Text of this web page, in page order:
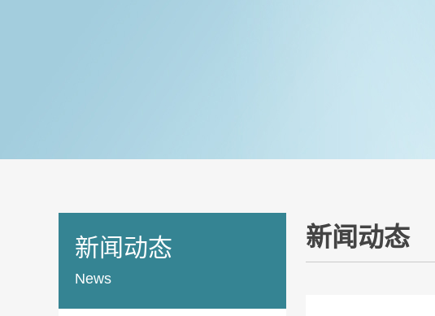
新闻动态
News
新闻动态